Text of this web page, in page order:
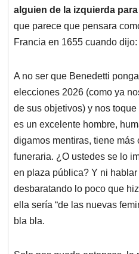
alguien de la izquierda para
que parece que pensara
Francia en 1655 cuando
A no ser que Benedetti
elecciones 2026 (como ya
de sus objetivos) y nos
es un excelente hombre,
digamos mentiras, tiene más
funeraria. ¿O ustedes se lo
en plaza pública? Y ni
desbaratando lo poco que
ella sería “de las nuevas
bla bla.